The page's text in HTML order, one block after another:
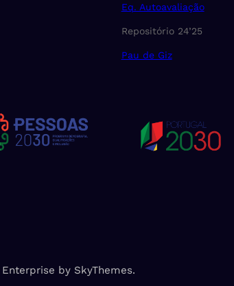
Eq. Autoavaliação
Repositório 24’25
Pau de Giz
by SkyThemes.